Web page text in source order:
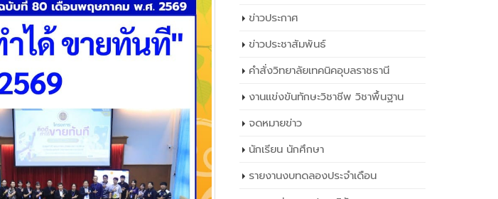
ข่าวประกาศ
ข่าวประชาสัมพันธ์
คำสั่งวิทยาลัยเทคนิคอุบลราชธานี
งานแข่งขันทักษะวิชาชีพ วิชาพื้นฐาน
จดหมายข่าว
นักเรียน นักศึกษา
รายงานงบทดลองประจำเดือน